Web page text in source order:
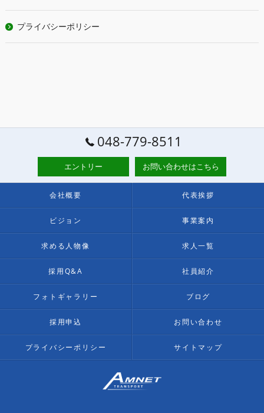
プライバシーポリシー
048-779-8511
エントリー お問い合わせはこちら
会社概要 代表挨拶
ビジョン 事業案内
求める人物像 求人一覧
採用Q&A 社員紹介
フォトギャラリー ブログ
採用申込 お問い合わせ
プライバシーポリシー サイトマップ